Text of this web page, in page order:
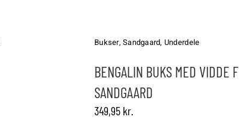
varianter.
Mulighederne
vælges
Bukser,Sandgaard, Underdele
BENGALIN BUKS MED VIDDE
SANDGAARD
349,95 kr.